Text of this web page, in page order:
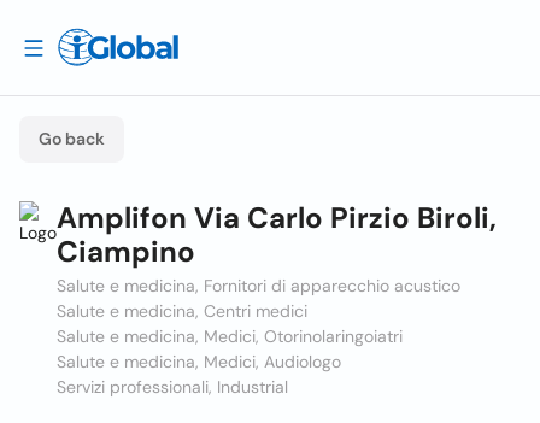
Go back
Amplifon Via Carlo Pirzio Biroli,
Ciampino
Salute e medicina, Fornitori di apparecchio acustico
Salute e medicina, Centri medici
Salute e medicina, Medici, Otorinolaringoiatri
Salute e medicina, Medici, Audiologo
Servizi professionali, Industrial